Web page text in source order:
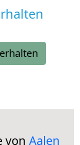
von Aalen